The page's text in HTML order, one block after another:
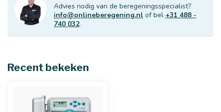
Advies nodig van de beregeningsspecialist?
info@onlineberegening.nl of bel +31 488 -
740 032.
Recent bekeken